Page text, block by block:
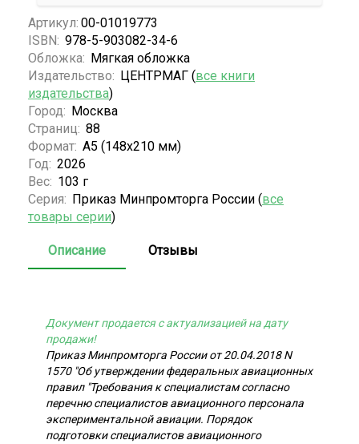
Артикул: 00-01019773
ISBN: 978-5-903082-34-6
Обложка: Мягкая обложка
Издательство: ЦЕНТРМАГ (все книги
издательства)
Город: Москва
Страниц: 88
Формат: А5 (148x210 мм)
Год: 2026
Вес: 103 г
Серия: Приказ Минпромторга России (все
товары серии)
Описание Отзывы
Документ продается с актуализацией на дату
продажи!
Приказ Минпромторга России от 20.04.2018 N
1570 "Об утверждении федеральных авиационных
правил "Требования к специалистам согласно
перечню специалистов авиационного персонала
экспериментальной авиации. Порядок
подготовки специалистов авиационного